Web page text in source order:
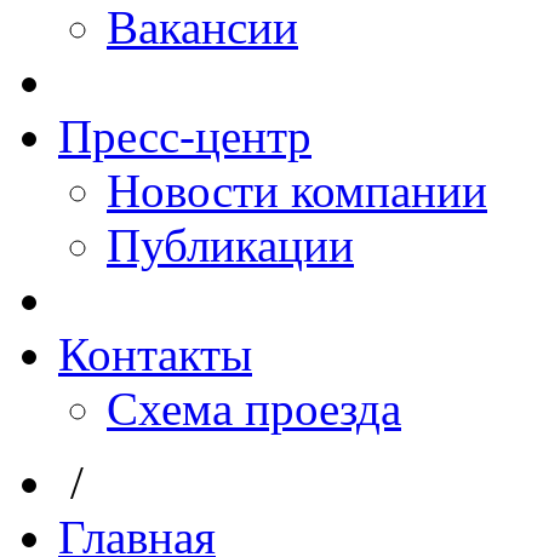
Вакансии
Пресс-центр
Новости компании
Публикации
Контакты
Схема проезда
/
Главная